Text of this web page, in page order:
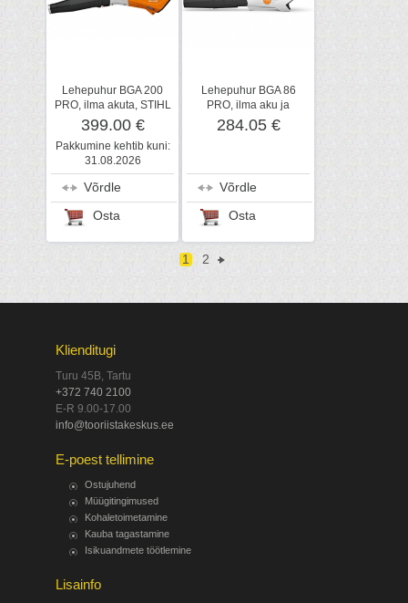
Lehepuhur BGA 200
PRO, ilma akuta, STIHL
399.00 €
Pakkumine kehtib kuni:
31.08.2026
Võrdle
Osta
Lehepuhur BGA 86
PRO, ilma aku ja
laadijata, STIHL
284.05 €
Võrdle
Osta
1 2
Klienditugi
Turu 45B, Tartu
+372 740 2100
E-R 9.00-17.00
info@tooriistakeskus.ee
E-poest tellimine
Ostujuhend
Müügitingimused
Kohaletoimetamine
Kauba tagastamine
Isikuandmete töötlemine
Lisainfo